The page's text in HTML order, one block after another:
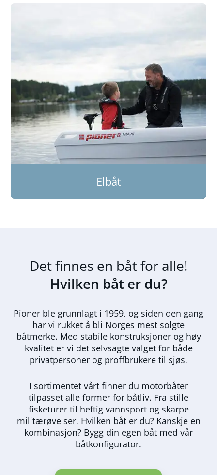
Elbåt
Det finnes en båt for alle!
Hvilken båt er du?
Pioner ble grunnlagt i 1959, og siden den gang
har vi rukket å bli Norges mest solgte
båtmerke. Med stabile konstruksjoner og høy
kvalitet er vi det selvsagte valget for både
privatpersoner og proffbrukere til sjøs.
I sortimentet vårt finner du motorbåter
tilpasset alle former for båtliv. Fra stille
fisketurer til heftig vannsport og skarpe
militærøvelser. Hvilken båt er du? Kanskje en
kombinasjon? Bygg din egen båt med vår
båtkonfigurator.